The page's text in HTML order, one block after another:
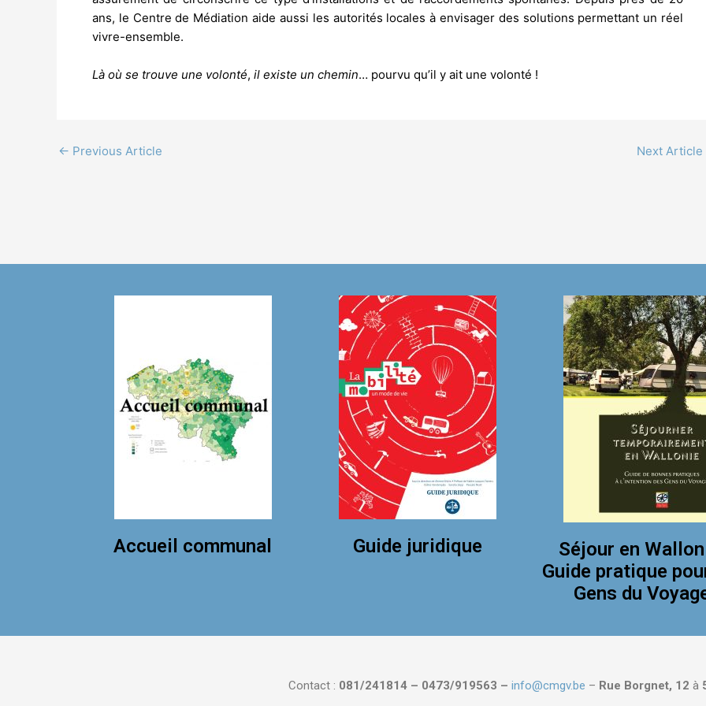
ans, le Centre de Médiation aide aussi les autorités locales à envisager des solutions permettant un réel
vivre-ensemble.
Là où se trouve une volonté, il existe un chemin… pourvu qu’il y ait une volonté !
← Previous Article Next Article
Accueil communal Guide juridique
Séjour en
Guide pratique
Gens du
Contact : 081/241814 – 0473/919563 – info@cmgv.be – Rue Borgnet, 12 à